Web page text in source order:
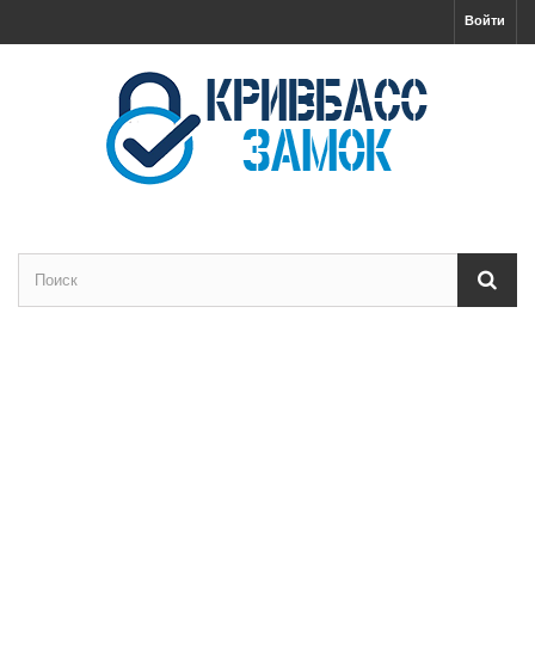
Войти